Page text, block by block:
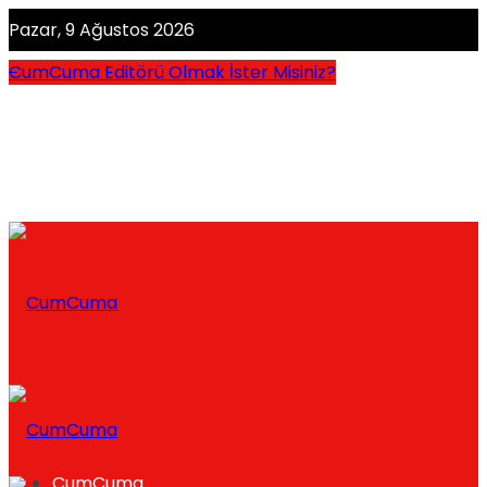
Pazar, 9 Ağustos 2026
CumCuma Editörü Olmak İster Misiniz?